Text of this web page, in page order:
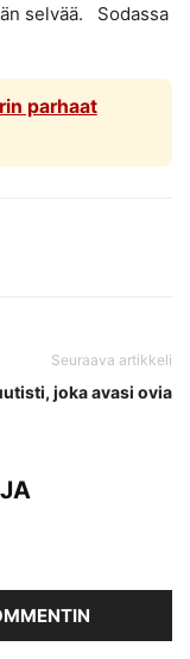
selvää. Sodassa
parhaat
Seuraava artikkeli
joka avasi ovia